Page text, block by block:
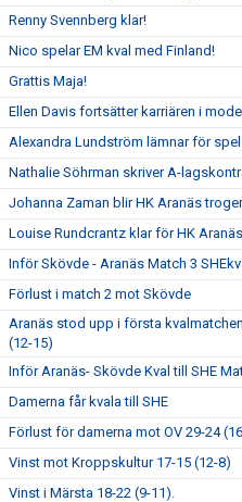
Renny Svennberg klar!
Nico spelar EM kval med Finland!
Grattis Maja!
Ellen Davis fortsätter karriären i
Alexandra Lundström lämnar för spel
Nathalie Söhrman skriver A-
Johanna Zaman blir HK Aranäs
Louise Rundcrantz klar för HK Aranäs
Inför Skövde - Aranäs Match 3
Förlust i match 2 mot Skövde
Aranäs stod upp i första
(12-15)
Inför Aranäs- Skövde Kval till SHE
Damerna får kvala till SHE
Förlust för damerna mot OV 29-24
Vinst mot Kroppskultur 17-15 (12-8)
Vinst i Märsta 18-22 (9-11).